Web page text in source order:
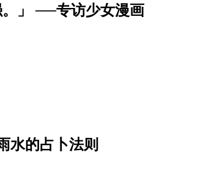
。」 ──专访少女漫画
水的占卜法则